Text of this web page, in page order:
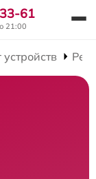
61
21:00
устройств